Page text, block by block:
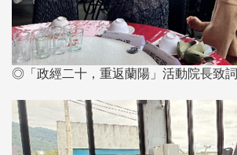
◎「政經二十，重返蘭陽」活動院長致詞